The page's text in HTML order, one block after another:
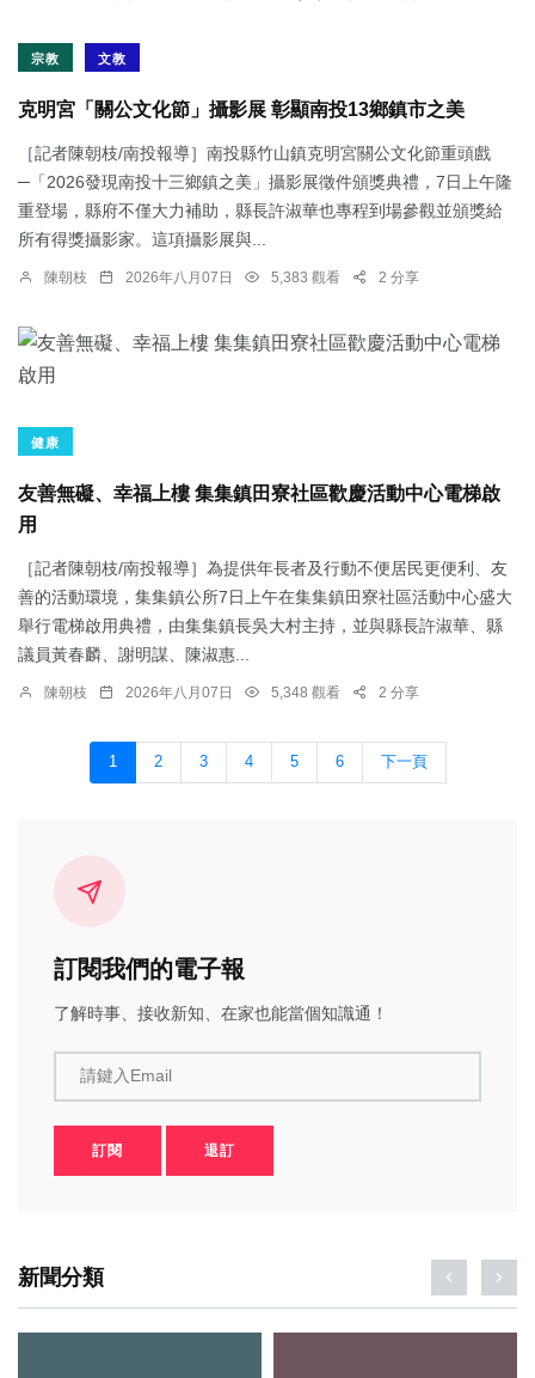
宗教 文教
克明宮「關公文化節」攝影展 彰顯南投13鄉鎮市之美
［記者陳朝枝/南投報導］南投縣竹山鎮克明宮關公文化節重頭戲
─「2026發現南投十三鄉鎮之美」攝影展徵件頒獎典禮，7日上午隆
重登場，縣府不僅大力補助，縣長許淑華也專程到場參觀並頒獎給
所有得獎攝影家。這項攝影展與...
陳朝枝 2026年八月07日 5,383 觀看 2 分享
健康
友善無礙、幸福上樓 集集鎮田寮社區歡慶活動中心電梯啟
用
［記者陳朝枝/南投報導］為提供年長者及行動不便居民更便利、友
善的活動環境，集集鎮公所7日上午在集集鎮田寮社區活動中心盛大
舉行電梯啟用典禮，由集集鎮長吳大村主持，並與縣長許淑華、縣
議員黃春麟、謝明謀、陳淑惠...
陳朝枝 2026年八月07日 5,348 觀看 2 分享
1 2 3 4 5 6 下一頁
訂閱我們的電子報
了解時事、接收新知、在家也能當個知識通！
請鍵入Email
訂閱 退訂
新聞分類